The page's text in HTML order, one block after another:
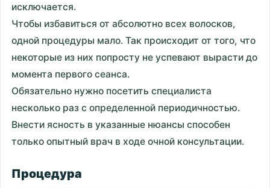
исключается.
Чтобы избавиться от абсолютно всех волосков,
одной процедуры мало. Так происходит от того, что
некоторые из них попросту не успевают вырасти до
момента первого сеанса.
Обязательно нужно посетить специалиста
несколько раз с определенной периодичностью.
Внести ясность в указанные нюансы способен
только опытный врач в ходе очной консультации.
Процедура